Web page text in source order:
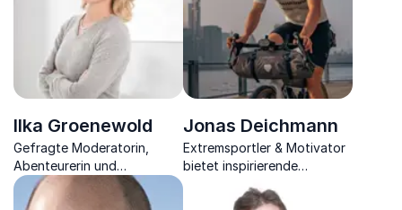
Ilka Groenewold
Gefragte Moderatorin,
Abenteurerin und
Extremsportlerin spricht
über Willenskraft,
Jonas Deichmann
Extremsportler & Motivator
bietet inspirierende
Keynotes zu Abenteuer,
Motivation & Erfolg.